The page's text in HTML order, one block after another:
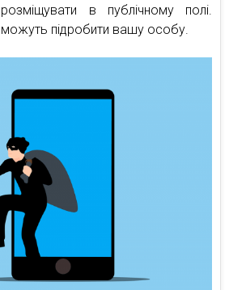
в публічному полі.
підробити вашу особу.